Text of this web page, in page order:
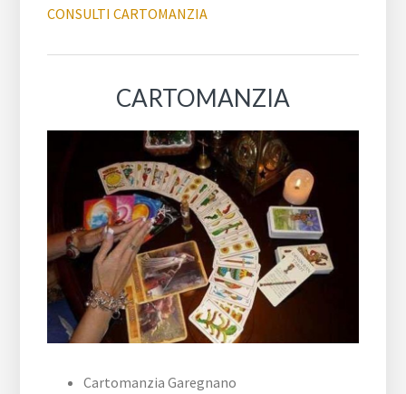
CONSULTI CARTOMANZIA
CARTOMANZIA
Cartomanzia Garegnano